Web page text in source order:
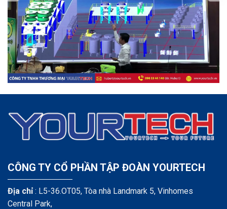
CÔNG TY CỔ PHẦN TẬP ĐOÀN YOURTECH
Địa chỉ: L5-36.OT05, Tòa nhà Landmark 5, Vinhomes
Central Park,